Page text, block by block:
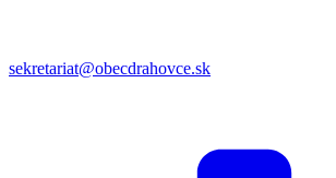
sekretariat@obecdrahovce.sk